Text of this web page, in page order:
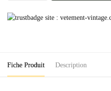
de
Gris
Fiche Produit Description